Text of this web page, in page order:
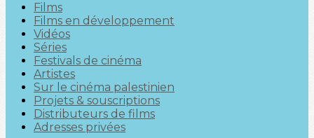
Films
Films en développement
Vidéos
Séries
Festivals de cinéma
Artistes
Sur le cinéma palestinien
Projets & souscriptions
Distributeurs de films
Adresses privées